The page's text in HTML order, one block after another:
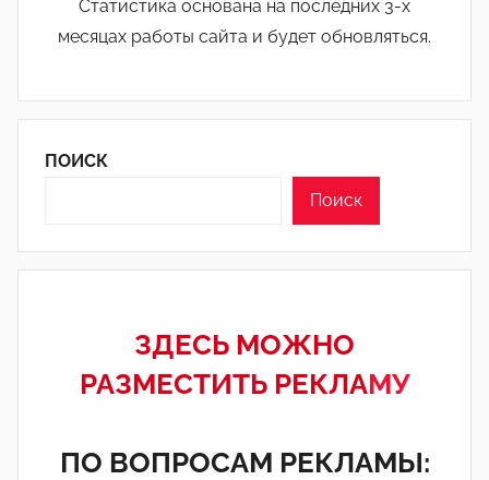
Статистика основана на последних 3-х
месяцах работы сайта и будет обновляться.
ПОИСК
Поиск
ЗДЕСЬ МОЖНО
РАЗМЕСТИТЬ РЕКЛАМУ
ПО ВОПРОСАМ РЕКЛАМЫ: